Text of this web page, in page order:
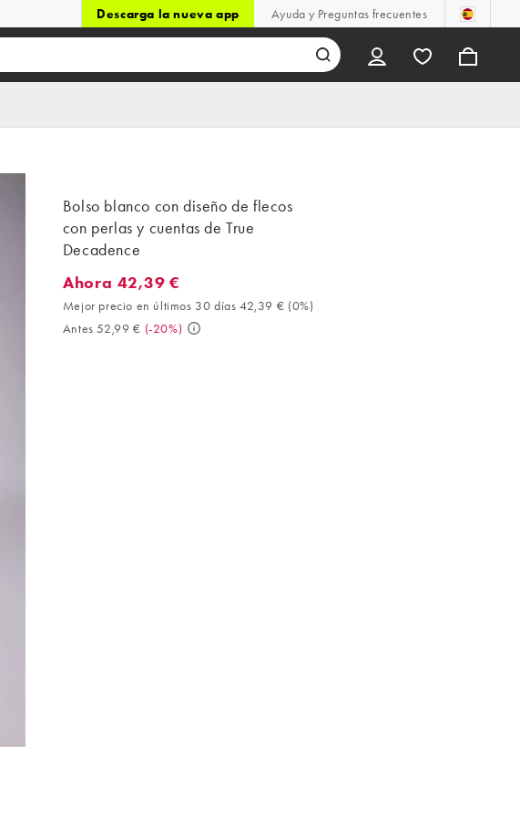
Descarga la nueva app Ayuda y Preguntas frecuentes
Bolso blanco con diseño de flecos
con perlas y cuentas de True
Decadence
Ahora 42,39 €. Mejor precio en últimos 30 días 42,39 € (0%). Antes
Ahora 42,39 €
Mejor precio en últimos 30 días 42,39 € (0%)
Antes 52,99 € (-20%)